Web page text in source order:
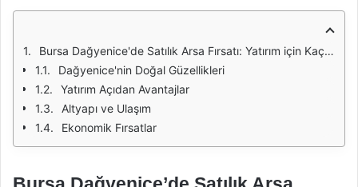
Bursa Dağyenice'de Satılık Arsa Fırsatı: Yatırım için Kaçırılmayacak Bir Fırsat
Dağyenice'nin Doğal Güzellikleri
Yatırım Açıdan Avantajlar
Altyapı ve Ulaşım
Ekonomik Fırsatlar